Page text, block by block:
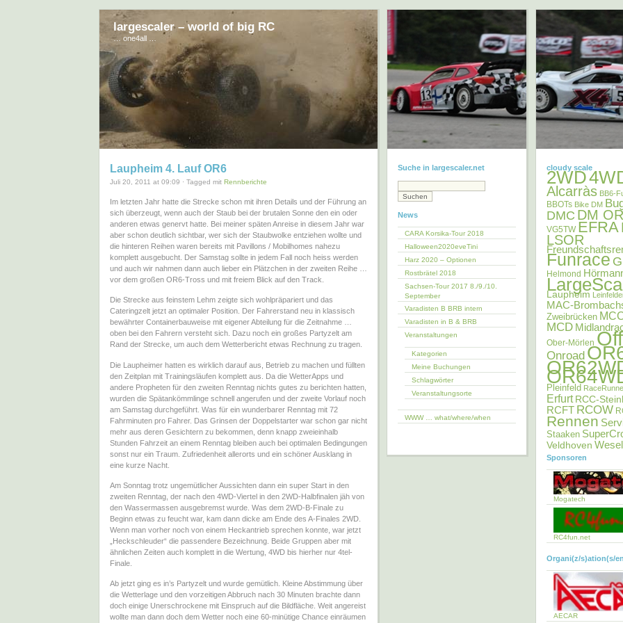
largescaler – world of big RC
… one4all …
Laupheim 4. Lauf OR6
Juli 20, 2011 at 09:09 · Tagged mit Rennberichte
Im letzten Jahr hatte die Strecke schon mit ihren Details und der Führung an
sich überzeugt, wenn auch der Staub bei der brutalen Sonne den ein oder
anderen etwas genervt hatte. Bei meiner späten Anreise in diesem Jahr war
aber schon deutlich sichtbar, wer sich der Staubwolke entziehen wollte und
die hinteren Reihen waren bereits mit Pavillons / Mobilhomes nahezu
komplett ausgebucht. Der Samstag sollte in jedem Fall noch heiss werden
und auch wir nahmen dann auch lieber ein Plätzchen in der zweiten Reihe …
vor dem großen OR6-Tross und mit freiem Blick auf den Track.
Die Strecke aus feinstem Lehm zeigte sich wohlpräpariert und das
Cateringzelt jetzt an optimaler Position. Der Fahrerstand neu in klassisch
bewährter Containerbauweise mit eigener Abteilung für die Zeitnahme …
oben bei den Fahrern versteht sich. Dazu noch ein großes Partyzelt am
Rand der Strecke, um auch dem Wetterbericht etwas Rechnung zu tragen.
Die Laupheimer hatten es wirklich darauf aus, Betrieb zu machen und füllten
den Zeitplan mit Trainingsläufen komplett aus. Da die WetterApps und
andere Propheten für den zweiten Renntag nichts gutes zu berichten hatten,
wurden die Spätankömmlinge schnell angerufen und der zweite Vorlauf noch
am Samstag durchgeführt. Was für ein wunderbarer Renntag mit 72
Fahrminuten pro Fahrer. Das Grinsen der Doppelstarter war schon gar nicht
mehr aus deren Gesichtern zu bekommen, denn knapp zweieinhalb
Stunden Fahrzeit an einem Renntag bleiben auch bei optimalen Bedingungen
sonst nur ein Traum. Zufriedenheit allerorts und ein schöner Ausklang in
eine kurze Nacht.
Am Sonntag trotz ungemütlicher Aussichten dann ein super Start in den
zweiten Renntag, der nach den 4WD-Viertel in den 2WD-Halbfinalen jäh von
den Wassermassen ausgebremst wurde. Was dem 2WD-B-Finale zu
Beginn etwas zu feucht war, kam dann dicke am Ende des A-Finales 2WD.
Wenn man vorher noch von einem Heckantrieb sprechen konnte, war jetzt
„Heckschleuder“ die passendere Bezeichnung. Beide Gruppen aber mit
ähnlichen Zeiten auch komplett in die Wertung, 4WD bis hierher nur 4tel-
Finale.
Ab jetzt ging es in’s Partyzelt und wurde gemütlich. Kleine Abstimmung über
die Wetterlage und den vorzeitigen Abbruch nach 30 Minuten brachte dann
doch einige Unerschrockene mit Einspruch auf die Bildfläche. Weit angereist
wollte man dann doch dem Wetter noch eine 60-minütige Chance einräumen
Suche in largescaler.net
News
CARA Korsika-Tour 2018
Halloween2020eveTini
Harz 2020 – Optionen
Rostbrätel 2018
Sachsen-Tour 2017 8./9./10.
September
Varadisten B BRB intern
Varadisten in B & BRB
Veranstaltungen
Kategorien
Meine Buchungen
Schlagwörter
Veranstaltungsorte
WWW … what/where/when
cloudy scale
2WD
Alcarràs BB6-
BBOTs Bike DM
DMC DM
VG5TW EFRA
LSOR
Funrace
Helmond
Laupheim
MAC-
Zweibrücken
MCD
Ober-Mörlen
Onroad
Pleinfeld
Erfurt RCC-
RCFT RCOW
Rennen
Staaken
Veldhoven Wesel
Sponsoren
Mogatech
RC4fun.net
Organi(z/s)ation(s/
AECAR